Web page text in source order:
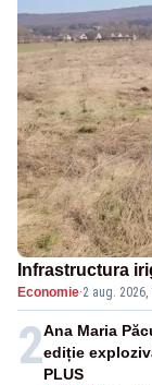
Infrastructura
Economie·2 aug. 2026,
2Ana Maria
ediție
PLUS